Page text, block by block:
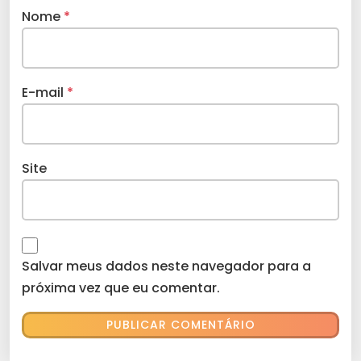
Nome *
E-mail *
Site
Salvar meus dados neste navegador para a
próxima vez que eu comentar.